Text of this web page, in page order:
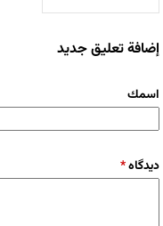
إضافة تعليق جديد
‏اسمك ‏
‏دیدگاه ‏*